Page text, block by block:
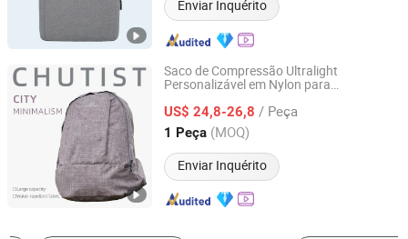
Enviar Inquérito
Saco de Compressão Ultralight
Personalizável em Nylon para
com Material Durável e Impermeável para
Camping, Caminhadas e Viagens K7
US$ 24,8-26,8 / Peça
1 Peça (MOQ)
Enviar Inquérito
Omega Safety Protection (Nanjing) Co., Ltd
Jiangsu, China Desde 2025